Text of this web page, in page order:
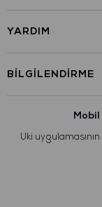
YARDIM
BILGILENDIRME
Mobil
Uki